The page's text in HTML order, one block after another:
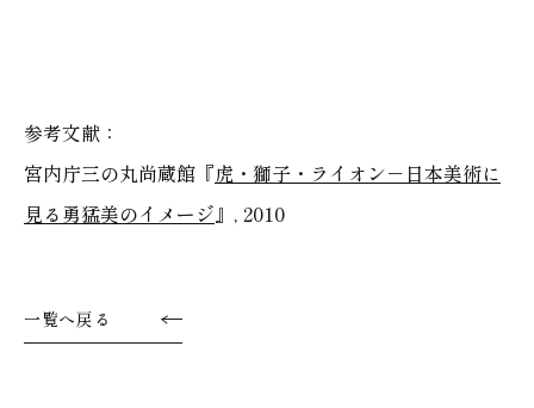
参考文献：
宮内庁三の丸尚蔵館『虎・獅子・ライオン－日本美術に
見る勇猛美のイメージ』, 2010
一覧へ戻る